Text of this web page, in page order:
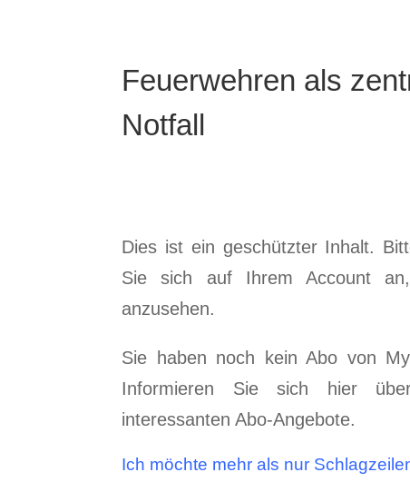
Feuerwehren als
Notfall
Dies ist ein geschützter Inhalt.
Sie sich auf Ihrem Account
anzusehen.
Sie haben noch kein Abo von
Informieren Sie sich hier
interessanten Abo-Angebote.
Ich möchte mehr als nur